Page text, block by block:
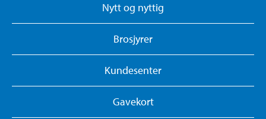
Nytt og nyttig
Brosjyrer
Kundesenter
Gavekort